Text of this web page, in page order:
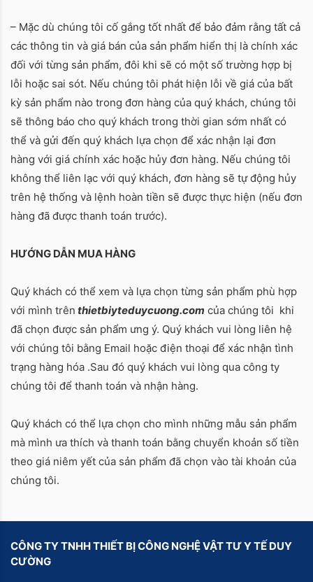
– Mặc dù chúng tôi cố gắng tốt nhất để bảo đảm rằng tất cả
các thông tin và giá bán của sản phẩm hiển thị là chính xác
đối với từng sản phẩm, đôi khi sẽ có một số trường hợp bị
lỗi hoặc sai sót. Nếu chúng tôi phát hiện lỗi về giá của bất
kỳ sản phẩm nào trong đơn hàng của quý khách, chúng tôi
sẽ thông báo cho quý khách trong thời gian sớm nhất có
thể và gửi đến quý khách lựa chọn để xác nhận lại đơn
hàng với giá chính xác hoặc hủy đơn hàng. Nếu chúng tôi
không thể liên lạc với quý khách, đơn hàng sẽ tự động hủy
trên hệ thống và lệnh hoàn tiền sẽ được thực hiện (nếu đơn
hàng đã được thanh toán trước).
HƯỚNG DẪN MUA HÀNG
Quý khách có thể xem và lựa chọn từng sản phẩm phù hợp
với mình trên thietbiyteduycuong.com của chúng tôi khi
đã chọn được sản phẩm ưng ý. Quý khách vui lòng liên hệ
với chúng tôi bằng Email hoặc điện thoại để xác nhận tình
trạng hàng hóa .Sau đó quý khách vui lòng qua công ty
chúng tôi để thanh toán và nhận hàng.
Quý khách có thể lựa chọn cho mình những mẫu sản phẩm
mà mình ưa thích và thanh toán bằng chuyển khoản số tiền
theo giá niêm yết của sản phẩm đã chọn vào tài khoản của
chúng tôi.
CÔNG TY TNHH THIẾT BỊ CÔNG NGHỆ VẬT TƯ Y TẾ DUY
CƯỜNG